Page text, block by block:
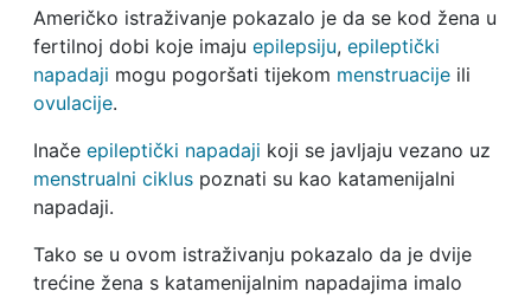
Američko istraživanje pokazalo je da se kod žena u
fertilnoj dobi koje imaju epilepsiju, epileptički
napadaji mogu pogoršati tijekom menstruacijeili
ovulacije.
Inače epileptički napadaji koji se javljaju vezano uz
menstrualni cikluspoznati su kao katamenijalni
napadaji.
Tako se u ovom istraživanju pokazalo da je dvije
trećine žena s katamenijalnim napadajima imalo